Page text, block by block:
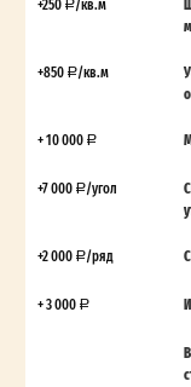
+850 /кв.м
+ 10 000
+7 000 /угол
+2 000 /ряд
+ 3 000